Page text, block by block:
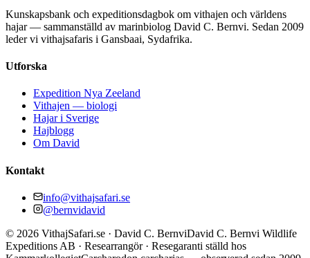
Kunskapsbank och expeditionsdagbok om vithajen och världens
hajar — sammanställd av marinbiolog David C. Bernvi. Sedan 2009
leder vi vithajsafaris i Gansbaai, Sydafrika.
Utforska
Expedition Nya Zeeland
Vithajen — biologi
Hajar i Sverige
Hajblogg
Om David
Kontakt
info@vithajsafari.se
@bernvidavid
© 2026 VithajSafari.se · David C. BernviDavid C. Bernvi Wildlife
Expeditions AB · Researrangör · Resegaranti ställd hos